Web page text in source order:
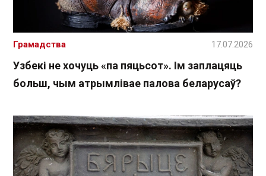
Узбекі не хочуць «па пяцьсот». Ім заплацяць
больш, чым атрымлівае палова беларусаў?
Грамадства 17.07.2026